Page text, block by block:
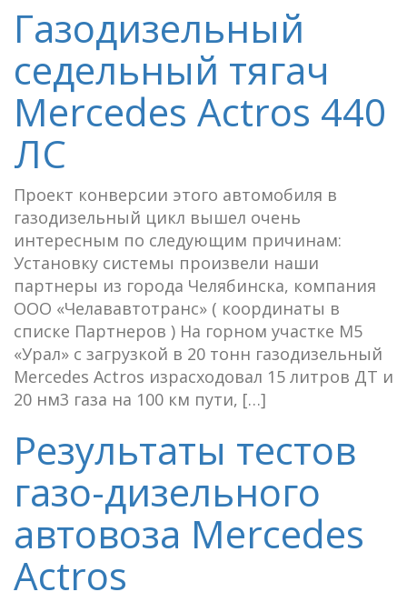
Газодизельный
седельный тягач
Mercedes Actros 440
ЛС
Проект конверсии этого автомобиля в
газодизельный цикл вышел очень
интересным по следующим причинам:
Установку системы произвели наши
партнеры из города Челябинска, компания
ООО «Челававтотранс» ( координаты в
списке Партнеров ) На горном участке М5
«Урал» с загрузкой в 20 тонн газодизельный
Mercedes Actros израсходовал 15 литров ДТ и
20 нм3 газа на 100 км пути, […]
Результаты тестов
газо-дизельного
автовоза Mercedes
Actros